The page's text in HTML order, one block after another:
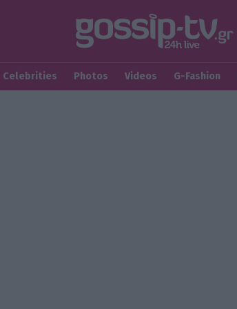
Celebrities Photos Videos G-Fashion